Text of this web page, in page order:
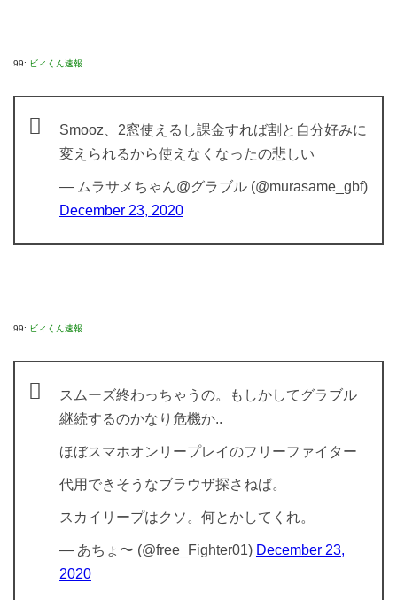
99: ビィくん速報
Smooz、2窓使えるし課金すれば割と自分好みに
変えられるから使えなくなったの悲しい
— ムラサメちゃん@グラブル (@murasame_gbf)
December 23, 2020
99: ビィくん速報
スムーズ終わっちゃうの。もしかしてグラブル
継続するのかなり危機か..
ほぼスマホオンリープレイのフリーファイター
代用できそうなブラウザ探さねば。
スカイリープはクソ。何とかしてくれ。
— あちょ〜 (@free_Fighter01) December 23,
2020